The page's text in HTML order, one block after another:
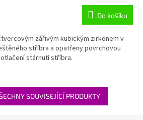
M
A
Do košíku
zářivým kubickým zirkonem v
stříbra a opatřeny povrchovou
stárnutí stříbra.
SOUVISEJÍCÍ PRODUKTY